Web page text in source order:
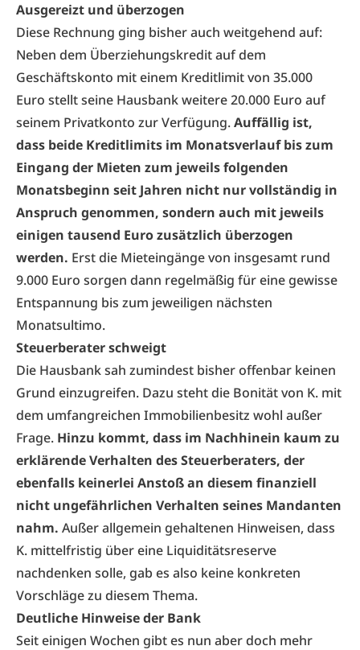
Ausgereizt und überzogen
Diese Rechnung ging bisher auch weitgehend auf:
Neben dem Überziehungskredit auf dem
Geschäftskonto mit einem Kreditlimit von 35.000
Euro stellt seine Hausbank weitere 20.000 Euro auf
seinem Privatkonto zur Verfügung.Auffällig ist,
dass beide Kreditlimits im Monatsverlauf bis zum
Eingang der Mieten zum jeweils folgenden
Monatsbeginn seit Jahren nicht nur vollständig in
Anspruch genommen, sondern auch mit jeweils
einigen tausend Euro zusätzlich überzogen
werden. Erst die Mieteingänge von insgesamt rund
9.000 Euro sorgen dann regelmäßig für eine gewisse
Entspannung bis zum jeweiligen nächsten
Monatsultimo.
Steuerberater schweigt
Die Hausbank sah zumindest bisher offenbar keinen
Grund einzugreifen. Dazu steht die Bonität von K. mit
dem umfangreichen Immobilienbesitz wohl außer
Frage. Hinzu kommt, dass im Nachhinein kaum zu
erklärende Verhalten des Steuerberaters, der
ebenfalls keinerlei Anstoß an diesem finanziell
nicht ungefährlichen Verhalten seines Mandanten
nahm. Außer allgemein gehaltenen Hinweisen, dass
K. mittelfristig über eine Liquiditätsreserve
nachdenken solle, gab es also keine konkreten
Vorschläge zu diesem Thema.
Deutliche Hinweise der Bank
Seit einigen Wochen gibt es nun aber doch mehr